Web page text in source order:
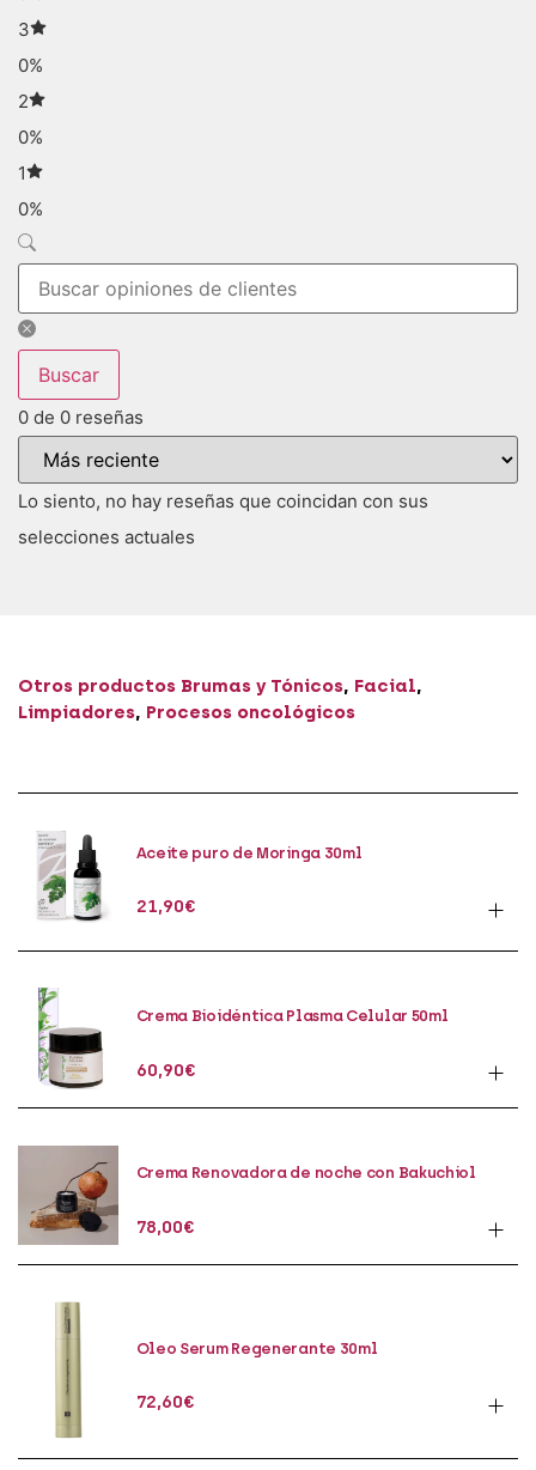
3
0%
2
0%
1
0%
Buscar
0 de 0 reseñas
Lo siento, no hay reseñas que coincidan con sus
selecciones actuales
Otros productos Brumas y Tónicos, Facial,
Limpiadores, Procesos oncológicos
Aceite puro de Moringa 30ml
21,90€
Crema Bioidéntica Plasma Celular 50ml
60,90€
Crema Renovadora de noche con Bakuchiol
78,00€
Oleo Serum Regenerante 30ml
72,60€